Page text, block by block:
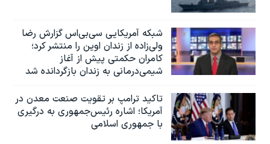
شبکه آمریکایی سی‌بی‌‌اس گزارش رضا
ولی‌زاده از زندان اوین را منتشر کرد؛
کامران حکمتی پیش از آغاز
شیمی‌درمانی به زندان بازگردانده شد
تاکید ترامپ بر تقویت صنعت معدن در
آمریکا؛ اشاره رئیس‌جمهوری به درگیری
با جمهوری اسلامی